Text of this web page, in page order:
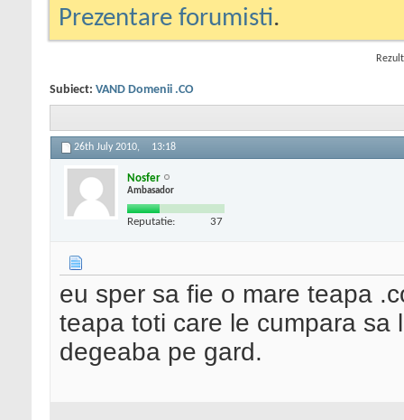
Prezentare forumisti.
Subiect: VAND Domenii .CO
26th July 2010, 13:18
Nosfer
Ambasador
Reputatie: 37
eu sper sa fie o mare teapa
teapa toti care le cumpara
degeaba pe gard.